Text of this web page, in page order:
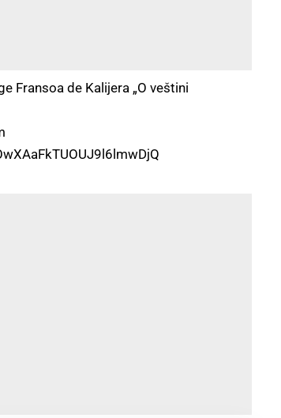
Fransoa de Kalijera „O veštini